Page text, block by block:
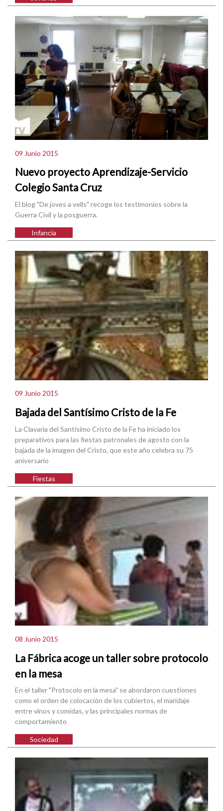
09 Junio 2015
Nuevo proyecto Aprendizaje-Servicio
Colegio Santa Cruz
El blog "De joves a vells" recoge los testimonios sobre la
Guerra Civil y la posguerra.
Infancia
09 Junio 2015
Bajada del Santísimo Cristo de la Fe
La Clavaría del Santísimo Cristo de la Fe ha iniciado los
preparativos para las fiestas patronales de agosto con la
bajada de la imagen del Cristo, que este año celebra su 75
aniversario
Fiestas
08 Junio 2015
La Fábrica acoge un taller sobre protocolo
en la mesa
En el taller "Protocolo en la mesa" se abordaron cuestiones
como el orden de colocación de los cubiertos, el maridaje
entre vinos y comidas, y las principales normas de
comportamiento
Sociedad